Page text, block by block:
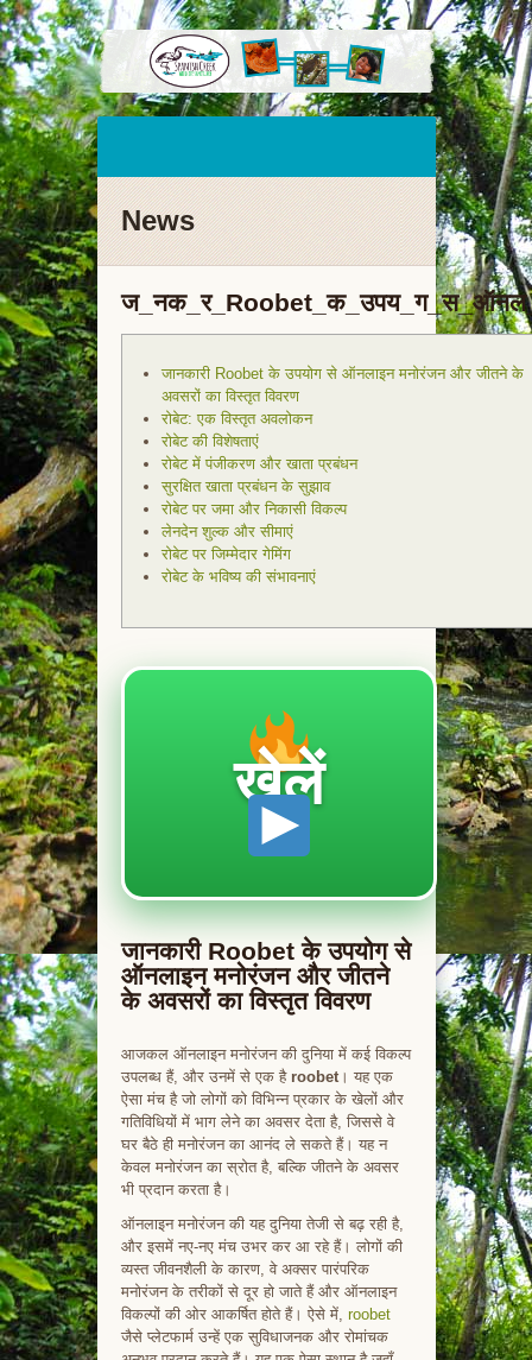
News
जानकारी Roobet के उपयोग से ऑनलाइन मनोरंजन और जीतने के
अवसरों का विस्तृत विवरण
रोबेट: एक विस्तृत अवलोकन
रोबेट की विशेषताएं
रोबेट में पंजीकरण और खाता प्रबंधन
सुरक्षित खाता प्रबंधन के सुझाव
रोबेट पर जमा और निकासी विकल्प
लेनदेन शुल्क और सीमाएं
रोबेट पर जिम्मेदार गेमिंग
रोबेट के भविष्य की संभावनाएं
खेलें
जानकारी Roobet के उपयोग से
ऑनलाइन मनोरंजन और जीतने
के अवसरों का विस्तृत विवरण
आजकल ऑनलाइन मनोरंजन की दुनिया में कई विकल्प
उपलब्ध हैं, और उनमें से एक है roobet। यह एक
ऐसा मंच है जो लोगों को विभिन्न प्रकार के खेलों और
गतिविधियों में भाग लेने का अवसर देता है, जिससे वे
घर बैठे ही मनोरंजन का आनंद ले सकते हैं। यह न
केवल मनोरंजन का स्रोत है, बल्कि जीतने के अवसर
भी प्रदान करता है।
ऑनलाइन मनोरंजन की यह दुनिया तेजी से बढ़ रही है,
और इसमें नए-नए मंच उभर कर आ रहे हैं। लोगों की
व्यस्त जीवनशैली के कारण, वे अक्सर पारंपरिक
मनोरंजन के तरीकों से दूर हो जाते हैं और ऑनलाइन
विकल्पों की ओर आकर्षित होते हैं। ऐसे में, roobet
जैसे प्लेटफार्म उन्हें एक सुविधाजनक और रोमांचक